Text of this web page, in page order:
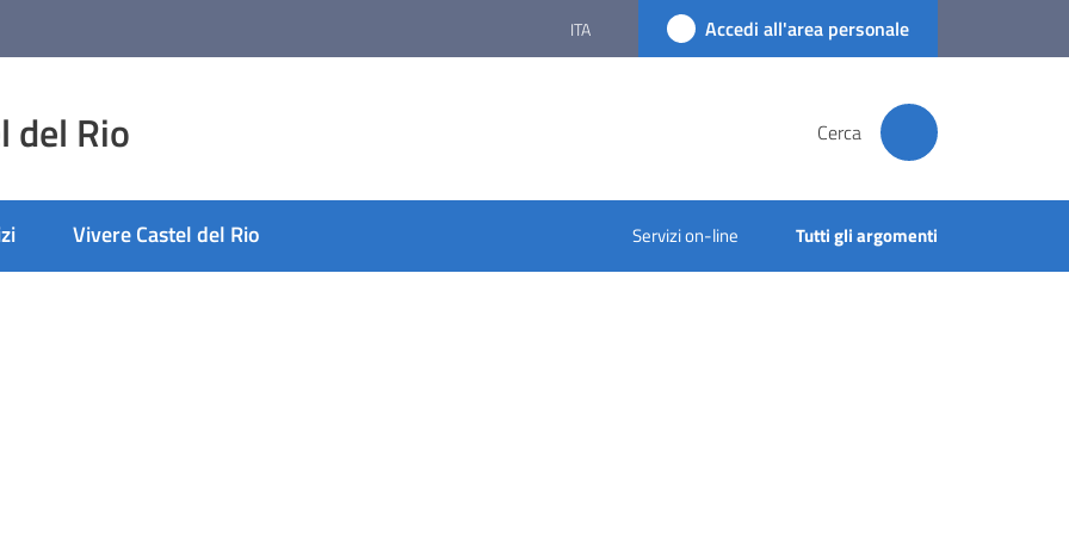
ITA Accedi all'area personale
del Rio Cerca
Vivere Castel del Rio Servizi on-line Tutti gli argomenti